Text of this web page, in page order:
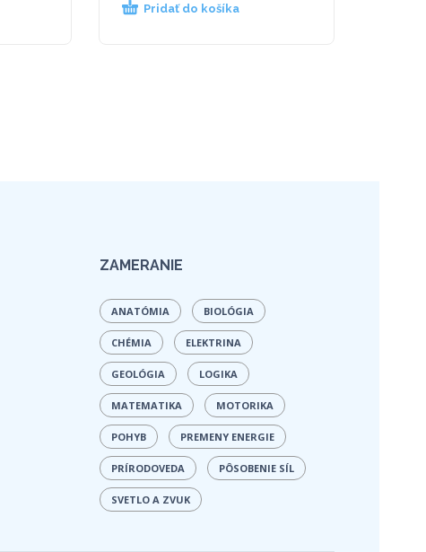
Pridať do košíka
ZAMERANIE
ANATÓMIA BIOLÓGIA
CHÉMIA ELEKTRINA
GEOLÓGIA LOGIKA
MATEMATIKA MOTORIKA
POHYB PREMENY ENERGIE
PRÍRODOVEDA PÔSOBENIE SÍL
SVETLO A ZVUK